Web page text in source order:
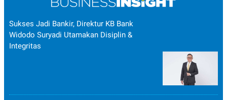
Sukses Jadi Bankir, Direktur KB Bank
Widodo Suryadi Utamakan Disiplin &
Integritas